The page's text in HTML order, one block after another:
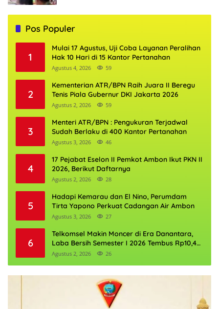
Pos Populer
1
Mulai 17 Agustus, Uji Coba Layanan Peralihan
Hak 10 Hari di 15 Kantor Pertanahan
Agustus 4, 2026 59
2
Kementerian ATR/BPN Raih Juara II Beregu
Tenis Piala Gubernur DKI Jakarta 2026
Agustus 2, 2026 59
3
Menteri ATR/BPN : Pengukuran Terjadwal
Sudah Berlaku di 400 Kantor Pertanahan
Agustus 3, 2026 46
4
17 Pejabat Eselon II Pemkot Ambon Ikut PKN II
2026, Berikut Daftarnya
Agustus 2, 2026 28
5
Hadapi Kemarau dan El Nino, Perumdam
Tirta Yapono Perkuat Cadangan Air Ambon
Agustus 3, 2026 27
6
Telkomsel Makin Moncer di Era Danantara,
Laba Bersih Semester I 2026 Tembus Rp10,4
Triliun
Agustus 2, 2026 26